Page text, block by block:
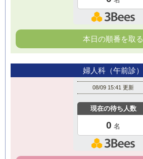
本日の順番を取る
婦人科（午前診）